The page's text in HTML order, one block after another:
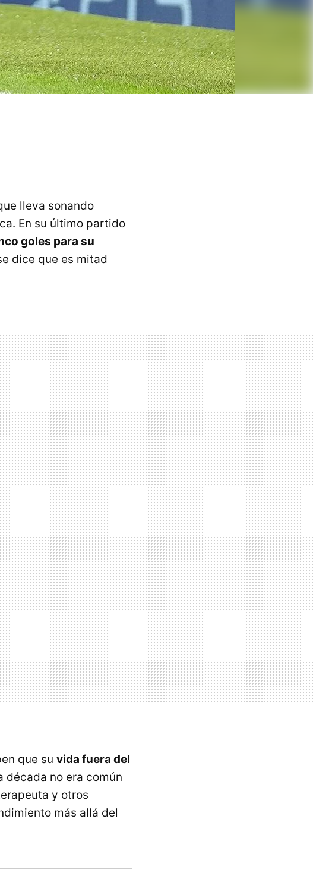
lleva sonando
En su último partido
goles para su
dice que es mitad
que su vida fuera del
década no era común
y otros
más allá del